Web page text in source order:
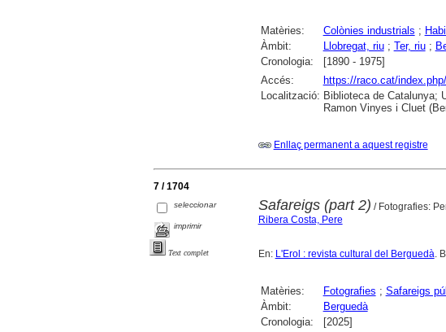
Matèries: Colònies industrials ;
Àmbit:
Llobregat, riu; Ter, riu;
Cronologia:
[1890 - 1975]
Accés:
https://raco.cat/
Localització: Biblioteca de Catalunya;
Ramon Vinyes i Cluet
Enllaç permanent a aquest registre
7 / 1704
seleccionar
imprimir
Text complet
Safareigs (part 2) / Fotografies:
Ribera Costa, Pere
En: L'Erol : revista cultural del Berguedà .
Matèries: Fotografies ; Safareigs
Àmbit:
Berguedà
Cronologia:
[2025]